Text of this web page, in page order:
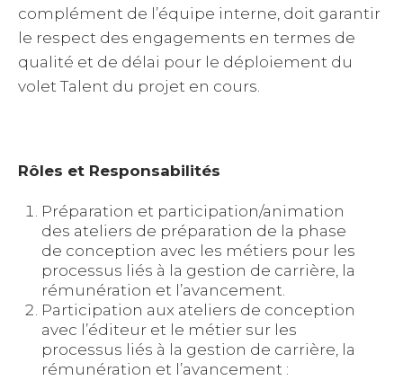
complément de l’équipe interne, doit garantir
le respect des engagements en termes de
qualité et de délai pour le déploiement du
volet Talent du projet en cours.
Rôles et Responsabilités
Préparation et participation/animation
des ateliers de préparation de la phase
de conception avec les métiers pour les
processus liés à la gestion de carrière, la
rémunération et l’avancement.
Participation aux ateliers de conception
avec l’éditeur et le métier sur les
processus liés à la gestion de carrière, la
rémunération et l’avancement :